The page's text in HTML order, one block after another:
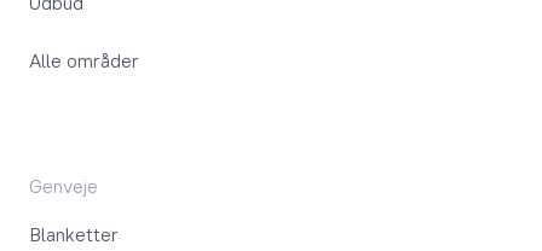
Alle områder
Genveje
Blanketter